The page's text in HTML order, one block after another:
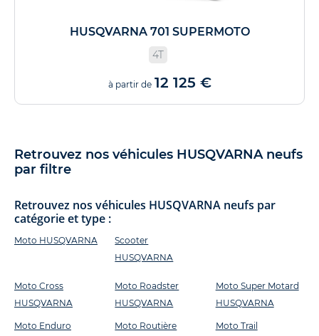
HUSQVARNA 701 SUPERMOTO
4T
à partir de 12 125 €
Retrouvez nos véhicules HUSQVARNA neufs
par filtre
Retrouvez nos véhicules HUSQVARNA neufs par
catégorie et type :
Moto HUSQVARNA
Scooter
HUSQVARNA
Moto Cross
HUSQVARNA
Moto Enduro
Moto Roadster
HUSQVARNA
Moto Routière
Moto Super Motard
HUSQVARNA
Moto Trail